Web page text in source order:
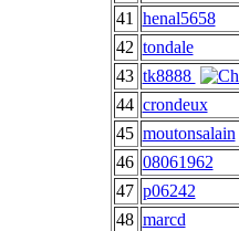
41
henal5658
42 tondale
43 tk8888
44 crondeux
45 moutonsalain
46 08061962
47 p06242
48 marcd